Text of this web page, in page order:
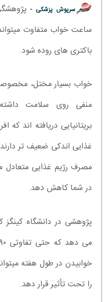
سرپوش پزشکی -
ساعت خواب متفاوت
باکتری های روده شود.
خواب بسیار مختل، مخصوصاً
منفی روی سلامت
بریتانیایی دریافته اند
غذایی اندکی ضعیف تر
مصرف رژیم غذایی متعادل
در شما کاهش دهد.
خوابیدن در طول هفته
را تحت تأثیر قرار دهد.